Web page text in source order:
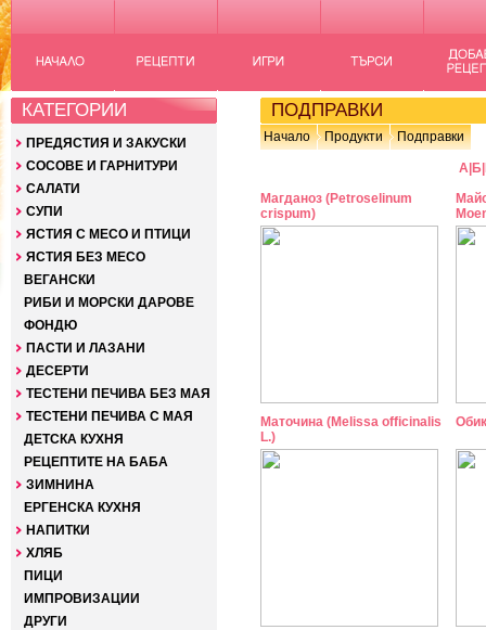
КАТЕГОРИИ
ПРЕДЯСТИЯ И ЗАКУСКИ
СОСОВЕ И ГАРНИТУРИ
САЛАТИ
СУПИ
ЯСТИЯ С МЕСО И ПТИЦИ
ЯСТИЯ БЕЗ МЕСО
ВЕГАНСКИ
РИБИ И МОРСКИ ДАРОВЕ
ФОНДЮ
ПАСТИ И ЛАЗАНИ
ДЕСЕРТИ
ТЕСТЕНИ ПЕЧИВА БЕЗ МАЯ
ТЕСТЕНИ ПЕЧИВА С МАЯ
ДЕТСКА КУХНЯ
РЕЦЕПТИТЕ НА БАБА
ЗИМНИНА
ЕРГЕНСКА КУХНЯ
НАПИТКИ
ХЛЯБ
ПИЦИ
ИМПРОВИЗАЦИИ
ДРУГИ
ПОДПРАВКИ
Начало Продукти Подправки
А Б
Магданоз (Petroselinum
crispum)
Маточина (Melissa officinalis
L.)